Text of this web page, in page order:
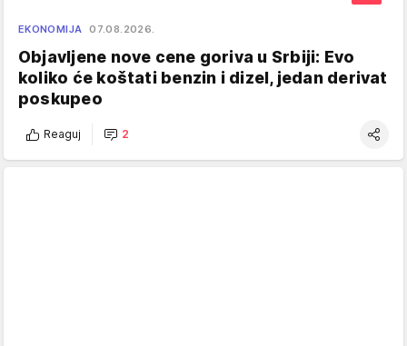
EKONOMIJA 07.08.2026.
Objavljene nove cene goriva u Srbiji: Evo
koliko će koštati benzin i dizel, jedan derivat
poskupeo
Reaguj 2